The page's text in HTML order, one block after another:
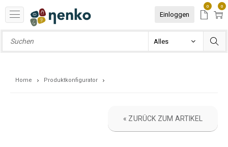
Einloggen
0 0
Home Produktkonfigurator
« ZURÜCK ZUM ARTIKEL